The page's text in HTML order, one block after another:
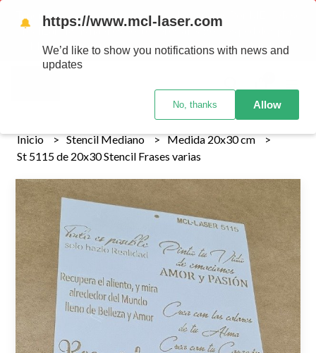
Tenemos envios a todo el pais!........ Los envios Por MENOR se
realizan 48 hs habiles porteriores al pago , los pedidos por
MAYOR se envian 7 dias posteriores al pago del pedido
Inicio Stencil Mediano
Medida 20x30 cm
St 5115 de 20x30 Stencil Frases varias
🔔 https://www.mcl-laser.com
We’d like to show you notifications with news and
updates
No, thanks Allow